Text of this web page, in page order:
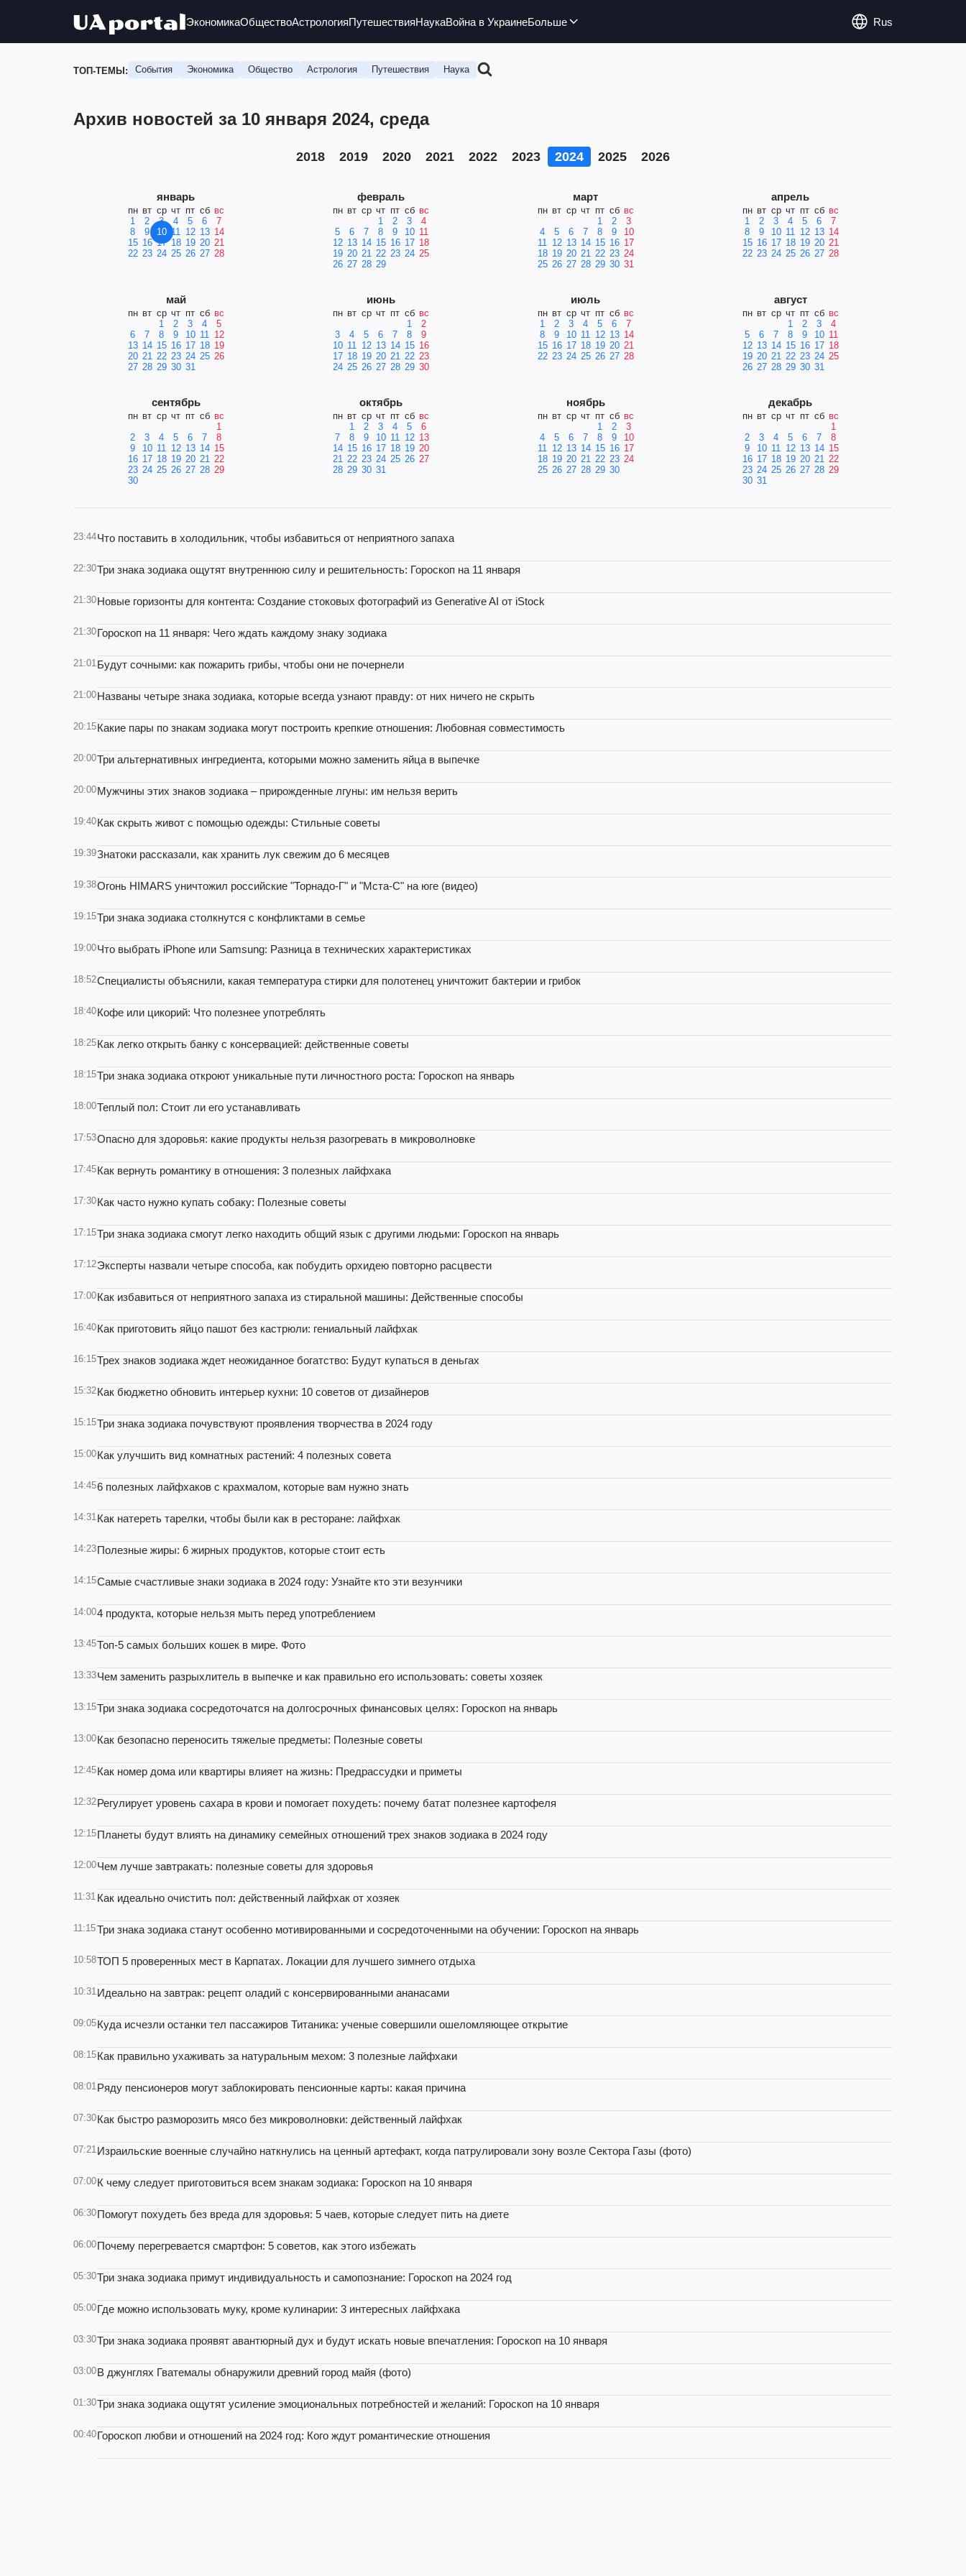
ЭкономикаОбществоАстрологияПутешествияНаукаВойна в УкраинеБольше Rus
ТОП-ТЕМЫ: События Экономика Общество Астрология Путешествия Наука
Архив новостей за 10 января 2024, среда
2018 2019 2020 2021 2022 2023 2024 2025 2026
январь
пн вт ср чт пт сб вс
1
2 3 4 5 6
7
8
9 10 11 12 13 14
15 16 17 18 19 20 21
22 23 24 25 26 27 28
февраль
пн вт ср чт пт сб вс
1
2 3
4
5
6 7 8 9 10 11
12 13 14 15 16 17 18
19 20 21 22 23 24 25
26 27 28 29
март
пн вт ср чт пт сб вс
1
2
3
4
5 6 7 8 9
10
11 12 13 14 15 16 17
18 19 20 21 22 23 24
25 26 27 28 29 30 31
апрель
пн вт ср чт пт сб вс
1
2 3 4 5 6
7
8
9 10 11 12 13 14
15 16 17 18 19 20 21
22 23 24 25 26 27 28
май
пн вт ср чт пт сб вс
1
2 3 4
5
6
7 8 9 10 11 12
13 14 15 16 17 18 19
20 21 22 23 24 25 26
27 28 29 30 31
июнь
пн вт ср чт пт сб вс
1
2
3
4 5 6 7 8
9
10 11 12 13 14 15 16
17 18 19 20 21 22 23
24 25 26 27 28 29 30
июль
пн вт ср чт пт сб вс
1
2 3 4 5 6
7
8
9 10 11 12 13 14
15 16 17 18 19 20 21
22 23 24 25 26 27 28
август
пн вт ср чт пт сб вс
1
2 3
4
5
6 7 8 9 10 11
12 13 14 15 16 17 18
19 20 21 22 23 24 25
26 27 28 29 30 31
сентябрь
пн вт ср чт пт сб вс
1
2
3 4 5 6 7
8
9
10 11 12 13 14 15
16 17 18 19 20 21 22
23 24 25 26 27 28 29
30
октябрь
пн вт ср чт пт сб вс
1
2 3 4 5
6
7
8 9 10 11 12 13
14 15 16 17 18 19 20
21 22 23 24 25 26 27
28 29 30 31
ноябрь
пн вт ср чт пт сб вс
1
2
3
4
5 6 7 8 9
10
11 12 13 14 15 16 17
18 19 20 21 22 23 24
25 26 27 28 29 30
декабрь
пн вт ср чт пт сб вс
1
2
3 4 5 6 7
8
9
10 11 12 13 14 15
16 17 18 19 20 21 22
23 24 25 26 27 28 29
30 31
23:44Что поставить в холодильник, чтобы избавиться от неприятного запаха
22:30Три знака зодиака ощутят внутреннюю силу и решительность: Гороскоп на 11 января
21:30Новые горизонты для контента: Создание стоковых фотографий из Generative AI от iStock
21:30Гороскоп на 11 января: Чего ждать каждому знаку зодиака
21:01Будут сочными: как пожарить грибы, чтобы они не почернели
21:00Названы четыре знака зодиака, которые всегда узнают правду: от них ничего не скрыть
20:15Какие пары по знакам зодиака могут построить крепкие отношения: Любовная совместимость
20:00Три альтернативных ингредиента, которыми можно заменить яйца в выпечке
20:00Мужчины этих знаков зодиака – прирожденные лгуны: им нельзя верить
19:40Как скрыть живот с помощью одежды: Стильные советы
19:39Знатоки рассказали, как хранить лук свежим до 6 месяцев
19:38Огонь HIMARS уничтожил российские "Торнадо-Г" и "Мста-С" на юге (видео)
19:15Три знака зодиака столкнутся с конфликтами в семье
19:00Что выбрать iPhone или Samsung: Разница в технических характеристиках
18:52Специалисты объяснили, какая температура стирки для полотенец уничтожит бактерии и грибок
18:40Кофе или цикорий: Что полезнее употреблять
18:25Как легко открыть банку с консервацией: действенные советы
18:15Три знака зодиака откроют уникальные пути личностного роста: Гороскоп на январь
18:00Теплый пол: Стоит ли его устанавливать
17:53Опасно для здоровья: какие продукты нельзя разогревать в микроволновке
17:45Как вернуть романтику в отношения: 3 полезных лайфхака
17:30Как часто нужно купать собаку: Полезные советы
17:15Три знака зодиака смогут легко находить общий язык с другими людьми: Гороскоп на январь
17:12Эксперты назвали четыре способа, как побудить орхидею повторно расцвести
17:00Как избавиться от неприятного запаха из стиральной машины: Действенные способы
16:40Как приготовить яйцо пашот без кастрюли: гениальный лайфхак
16:15Трех знаков зодиака ждет неожиданное богатство: Будут купаться в деньгах
15:32Как бюджетно обновить интерьер кухни: 10 советов от дизайнеров
15:15Три знака зодиака почувствуют проявления творчества в 2024 году
15:00Как улучшить вид комнатных растений: 4 полезных совета
14:456 полезных лайфхаков с крахмалом, которые вам нужно знать
14:31Как натереть тарелки, чтобы были как в ресторане: лайфхак
14:23Полезные жиры: 6 жирных продуктов, которые стоит есть
14:15Самые счастливые знаки зодиака в 2024 году: Узнайте кто эти везунчики
14:004 продукта, которые нельзя мыть перед употреблением
13:45Топ-5 самых больших кошек в мире. Фото
13:33Чем заменить разрыхлитель в выпечке и как правильно его использовать: советы хозяек
13:15Три знака зодиака сосредоточатся на долгосрочных финансовых целях: Гороскоп на январь
13:00Как безопасно переносить тяжелые предметы: Полезные советы
12:45Как номер дома или квартиры влияет на жизнь: Предрассудки и приметы
12:32Регулирует уровень сахара в крови и помогает похудеть: почему батат полезнее картофеля
12:15Планеты будут влиять на динамику семейных отношений трех знаков зодиака в 2024 году
12:00Чем лучше завтракать: полезные советы для здоровья
11:31 Как идеально очистить пол: действенный лайфхак от хозяек
11:15Три знака зодиака станут особенно мотивированными и сосредоточенными на обучении: Гороскоп на январь
10:58ТОП 5 проверенных мест в Карпатах. Локации для лучшего зимнего отдыха
10:31Идеально на завтрак: рецепт оладий с консервированными ананасами
09:05Куда исчезли останки тел пассажиров Титаника: ученые совершили ошеломляющее открытие
08:15Как правильно ухаживать за натуральным мехом: 3 полезные лайфхаки
08:01Ряду пенсионеров могут заблокировать пенсионные карты: какая причина
07:30Как быстро разморозить мясо без микроволновки: действенный лайфхак
07:21Израильские военные случайно наткнулись на ценный артефакт, когда патрулировали зону возле Сектора Газы (фото)
07:00К чему следует приготовиться всем знакам зодиака: Гороскоп на 10 января
06:30Помогут похудеть без вреда для здоровья: 5 чаев, которые следует пить на диете
06:00Почему перегревается смартфон: 5 советов, как этого избежать
05:30Три знака зодиака примут индивидуальность и самопознание: Гороскоп на 2024 год
05:00Где можно использовать муку, кроме кулинарии: 3 интересных лайфхака
03:30Три знака зодиака проявят авантюрный дух и будут искать новые впечатления: Гороскоп на 10 января
03:00В джунглях Гватемалы обнаружили древний город майя (фото)
01:30Три знака зодиака ощутят усиление эмоциональных потребностей и желаний: Гороскоп на 10 января
00:40Гороскоп любви и отношений на 2024 год: Кого ждут романтические отношения